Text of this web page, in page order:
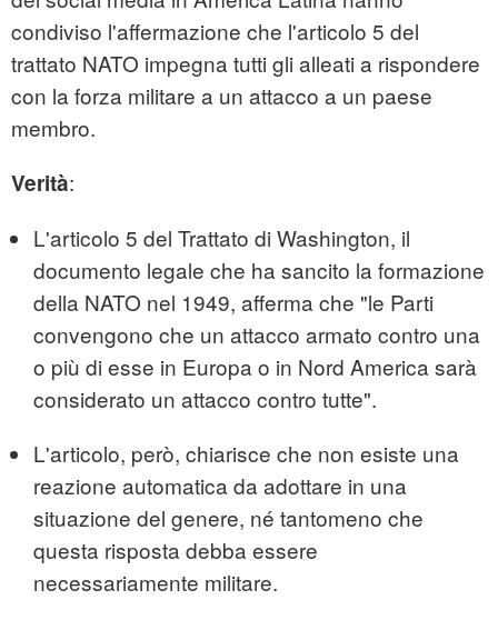
condiviso l'affermazione che l'articolo 5 del
trattato NATO impegna tutti gli alleati a rispondere
con la forza militare a un attacco a un paese
membro.
Verità:
L'articolo 5 del Trattato di Washington, il
documento legale che ha sancito la formazione
della NATO nel 1949, afferma che "le Parti
convengono che un attacco armato contro una
o più di esse in Europa o in Nord America sarà
considerato un attacco contro tutte".
L'articolo, però, chiarisce che non esiste una
reazione automatica da adottare in una
situazione del genere, né tantomeno che
questa risposta debba essere
necessariamente militare.